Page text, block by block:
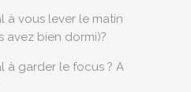
à vous lever le matin
avez bien dormi)?
à garder le focus ? A